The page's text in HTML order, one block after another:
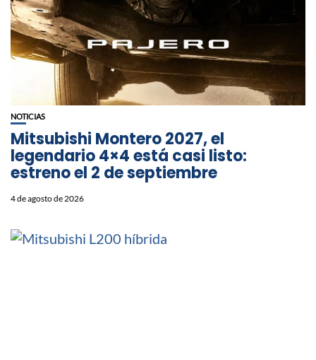
NOTICIAS
Mitsubishi Montero 2027, el
legendario 4×4 está casi listo:
estreno el 2 de septiembre
4 de agosto de 2026